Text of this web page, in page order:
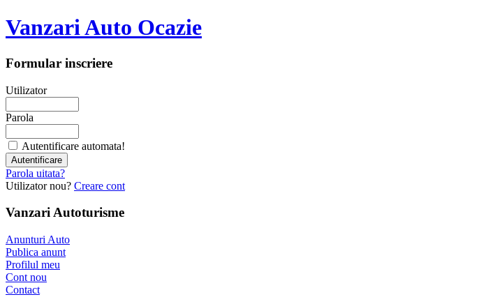
Vanzari Auto Ocazie
Formular inscriere
Utilizator
Parola
Autentificare automata!
Parola uitata?
Utilizator nou? Creare cont
Vanzari Autoturisme
Anunturi Auto
Publica anunt
Profilul meu
Cont nou
Contact